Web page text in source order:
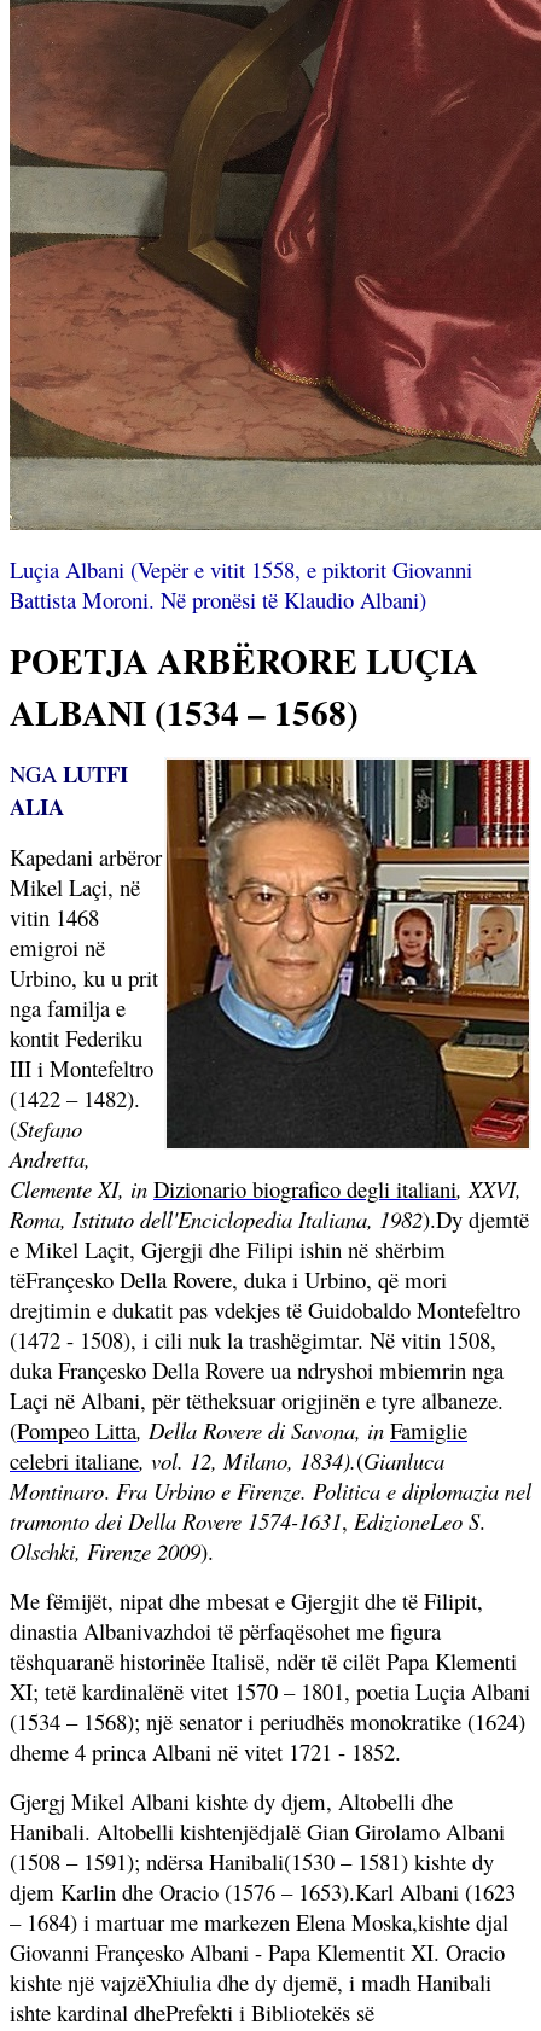
Luçia Albani (Vepër e vitit 1558, e piktorit Giovanni
Battista Moroni. Në pronësi të Klaudio Albani)
POETJA ARBËRORE LUÇIA
ALBANI (1534 – 1568)
NGA LUTFI
ALIA
Kapedani arbëror
Mikel Laçi, në
vitin 1468
emigroi në
Urbino, ku u prit
nga familja e
kontit Federiku
III i Montefeltro
(1422 – 1482).
(Stefano
Andretta,
Clemente XI, in Dizionario biografico degli italiani, XXVI,
Roma, Istituto dell'Enciclopedia Italiana, 1982).Dy djemtë
e Mikel Laçit, Gjergji dhe Filipi ishin në shërbim
tëFrançesko Della Rovere, duka i Urbino, që mori
drejtimin e dukatit pas vdekjes të Guidobaldo Montefeltro
(1472 - 1508), i cili nuk la trashëgimtar. Në vitin 1508,
duka Françesko Della Rovere ua ndryshoi mbiemrin nga
Laçi në Albani, për tëtheksuar origjinën e tyre albaneze.
(Pompeo Litta, Della Rovere di Savona, in Famiglie
celebri italiane, vol. 12, Milano, 1834).(Gianluca
Montinaro. Fra Urbino e Firenze. Politica e diplomazia nel
tramonto dei Della Rovere 1574-1631, EdizioneLeo S.
Olschki, Firenze 2009).
Me fëmijët, nipat dhe mbesat e Gjergjit dhe të Filipit,
dinastia Albanivazhdoi të përfaqësohet me figura
tëshquaranë historinëe Italisë, ndër të cilët Papa Klementi
XI; tetë kardinalënë vitet 1570 – 1801, poetia Luçia Albani
(1534 – 1568); një senator i periudhës monokratike (1624)
dheme 4 princa Albani në vitet 1721 - 1852.
Gjergj Mikel Albani kishte dy djem, Altobelli dhe
Hanibali. Altobelli kishtenjëdjalë Gian Girolamo Albani
(1508 – 1591); ndërsa Hanibali(1530 – 1581) kishte dy
djem Karlin dhe Oracio (1576 – 1653).Karl Albani (1623
– 1684) i martuar me markezen Elena Moska,kishte djal
Giovanni Françesko Albani - Papa Klementit XI. Oracio
kishte një vajzëXhiulia dhe dy djemë, i madh Hanibali
ishte kardinal dhePrefekti i Bibliotekës së